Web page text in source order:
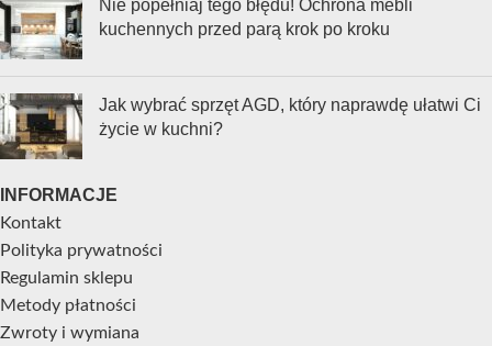
Nie popełniaj tego błędu! Ochrona mebli
kuchennych przed parą krok po kroku
Jak wybrać sprzęt AGD, który naprawdę ułatwi Ci
życie w kuchni?
INFORMACJE
Kontakt
Polityka prywatności
Regulamin sklepu
Metody płatności
Zwroty i wymiana